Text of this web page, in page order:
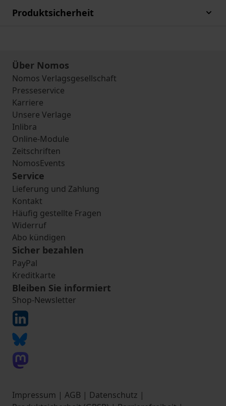
Produktsicherheit
Über Nomos
Nomos Verlagsgesellschaft
Presseservice
Karriere
Unsere Verlage
Inlibra
Online-Module
Zeitschriften
NomosEvents
Service
Lieferung und Zahlung
Kontakt
Häufig gestellte Fragen
Widerruf
Abo kündigen
Sicher bezahlen
PayPal
Kreditkarte
Bleiben Sie informiert
Shop-Newsletter
Impressum | AGB | Datenschutz |